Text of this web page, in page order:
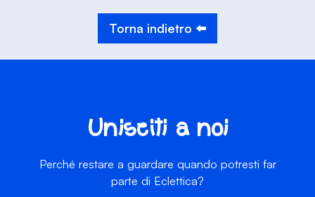
Torna indietro ⬅️
Unisciti a noi
Perché restare a guardare quando potresti far
parte di Eclettica?